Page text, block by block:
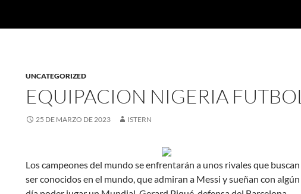
UNCATEGORIZED
EQUIPACION NIGERIA FUTBOL
25 DE MARZO DE 2023 ISTERN
Los campeones del mundo se enfrentarán a unos rivales que buscan
ser conocidos en el mundo, que admiran a Messi y sueñan con algún